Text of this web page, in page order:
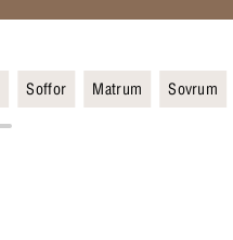
Soffor Matrum Sovrum